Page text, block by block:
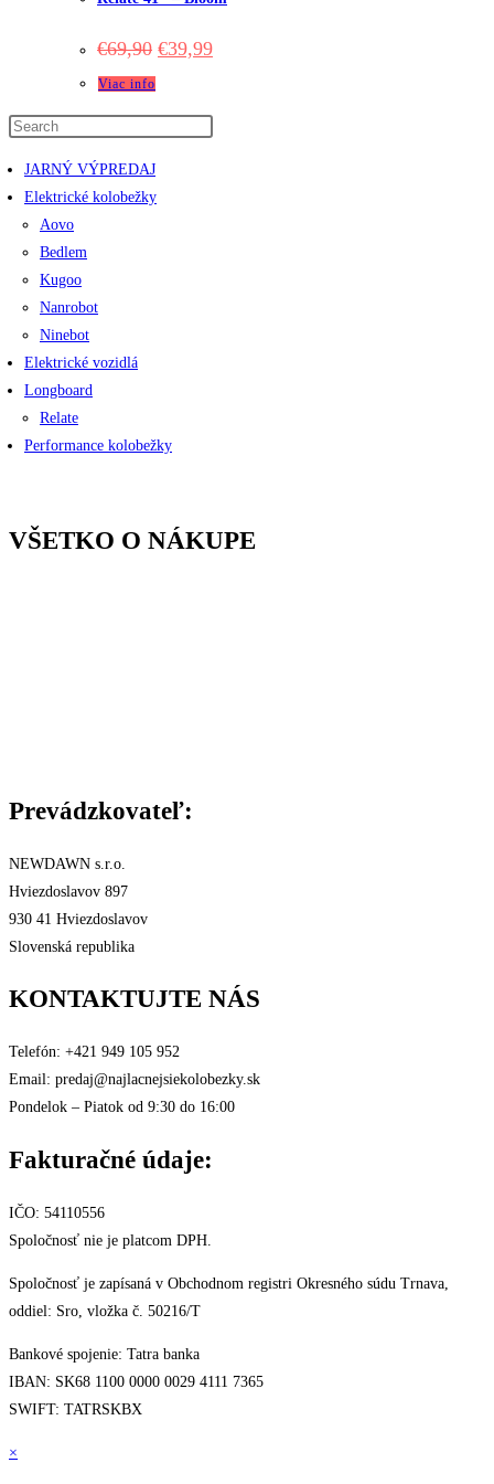
€69,90 Original
price
€39,99Current
Viac info
JARNÝ VÝPREDAJ
Elektrické kolobežky
Aovo
Bedlem
Kugoo
Nanrobot
Ninebot
Elektrické vozidlá
Longboard
Relate
Performance kolobežky
VŠETKO O NÁKUPE
Prevádzkovateľ:
NEWDAWN s.r.o.
Hviezdoslavov 897
930 41 Hviezdoslavov
Slovenská republika
KONTAKTUJTE NÁS
Telefón: +421 949 105 952
Email: predaj@najlacnejsiekolobezky.sk
Pondelok – Piatok od 9:30 do 16:00
Fakturačné údaje:
IČO: 54110556
Spoločnosť nie je platcom DPH.
Spoločnosť je zapísaná v Obchodnom registri Okresného súdu Trnava,
oddiel: Sro, vložka č. 50216/T
Bankové spojenie: Tatra banka
IBAN: SK68 1100 0000 0029 4111 7365
SWIFT: TATRSKBX
×